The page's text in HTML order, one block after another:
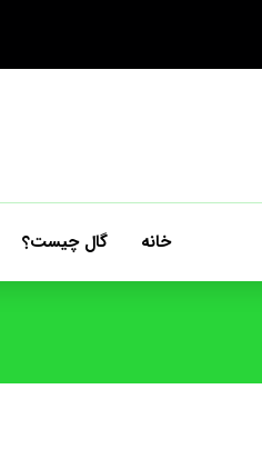
خانه گال چیست؟